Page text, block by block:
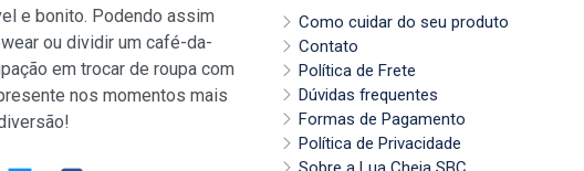
Como cuidar do seu produto
Contato
Política de Frete
Dúvidas frequentes
Formas de Pagamento
Política de Privacidade
e bonito. Podendo assim
ou dividir um café-da-
em trocar de roupa com
nos momentos mais